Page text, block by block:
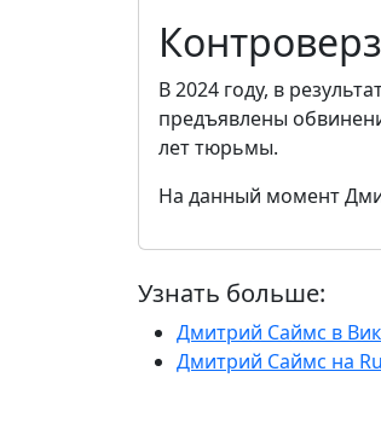
В 2024 году, в
предъявлены
лет тюрьмы.
На данный момент
Узнать больше:
Дмитрий Саймс в
Дмитрий Саймс на